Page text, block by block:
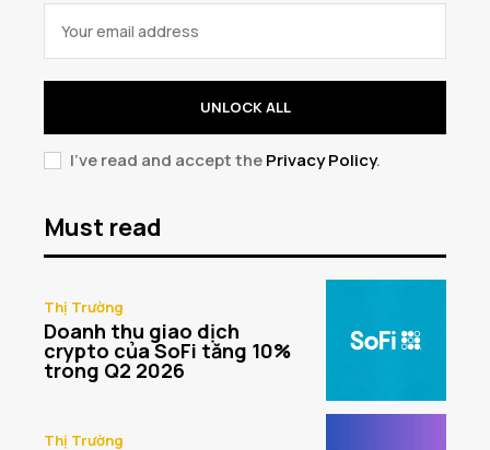
UNLOCK ALL
I've read and accept thePrivacy Policy.
Must read
Thị Trường
Doanh thu giao dịch
crypto của SoFi tăng 10%
trong Q2 2026
Thị Trường